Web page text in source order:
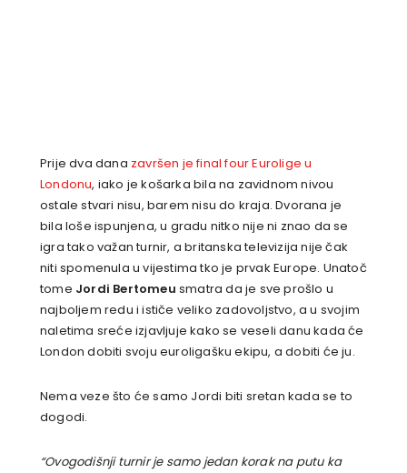
Prije dva dana završen je final four Eurolige u
Londonu, iako je košarka bila na zavidnom nivou
ostale stvari nisu, barem nisu do kraja. Dvorana je
bila loše ispunjena, u gradu nitko nije ni znao da se
igra tako važan turnir, a britanska televizija nije čak
niti spomenula u vijestima tko je prvak Europe. Unatoč
tome Jordi Bertomeu smatra da je sve prošlo u
najboljem redu i ističe veliko zadovoljstvo, a u svojim
naletima sreće izjavljuje kako se veseli danu kada će
London dobiti svoju euroligašku ekipu, a dobiti će ju.
Nema veze što će samo Jordi biti sretan kada se to
dogodi.
“Ovogodišnji turnir je samo jedan korak na putu ka